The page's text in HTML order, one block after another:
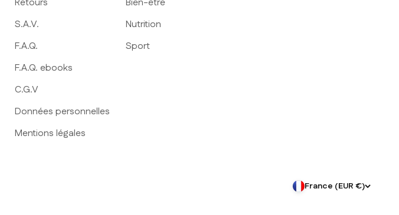
S.A.V.
F.A.Q.
F.A.Q. ebooks
C.G.V
Données personnelles
Mentions légales
Nutrition
Sport
France (EUR €)